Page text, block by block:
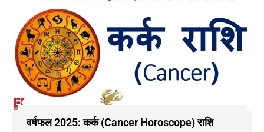
वर्षफल 2025: कर्क (Cancer Horoscope) राशि